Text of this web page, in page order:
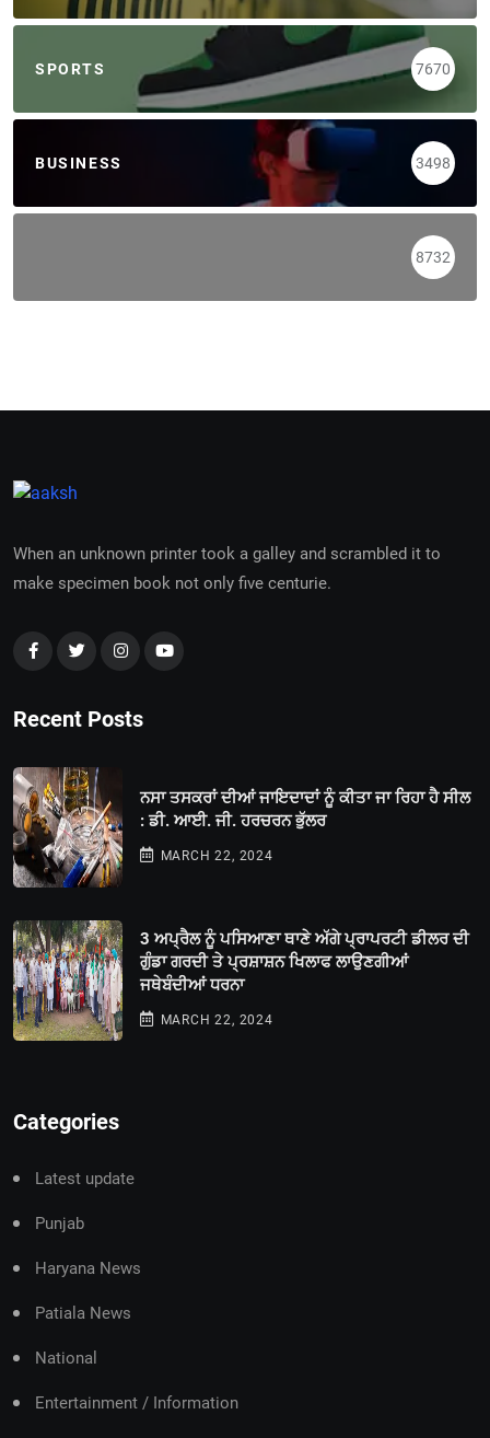
SPORTS 7670
BUSINESS 3498
8732
When an unknown printer took a galley and scrambled it to
make specimen book not only five centurie.
Recent Posts
ਨਸਾ ਤਸਕਰਾਂ ਦੀਆਂ ਜਾਇਦਾਦਾਂ ਨੂੰ ਕੀਤਾ ਜਾ ਰਿਹਾ ਹੈ ਸੀਲ
: ਡੀ. ਆਈ. ਜੀ. ਹਰਚਰਨ ਭੁੱਲਰ
MARCH 22, 2024
3 ਅਪ੍ਰੈਲ ਨੂੰ ਪਸਿਆਣਾ ਥਾਣੇ ਅੱਗੇ ਪ੍ਰਾਪਰਟੀ ਡੀਲਰ ਦੀ
ਗੁੰਡਾ ਗਰਦੀ ਤੇ ਪ੍ਰਸ਼ਾਸ਼ਨ ਖਿਲਾਫ ਲਾਉਣਗੀਆਂ
ਜਥੇਬੰਦੀਆਂ ਧਰਨਾ
MARCH 22, 2024
Categories
Latest update
Punjab
Haryana News
Patiala News
National
Entertainment / Information